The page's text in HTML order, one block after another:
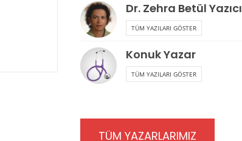
Dr. Zehra Betül Yazıcı
TÜM YAZILARI GÖSTER
Konuk Yazar
TÜM YAZILARI GÖSTER
TÜM YAZARLARIMIZ